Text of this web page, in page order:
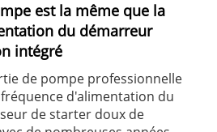
est la même que la
du démarreur
intégré
de pompe professionnelle
d'alimentation du
de starter doux de